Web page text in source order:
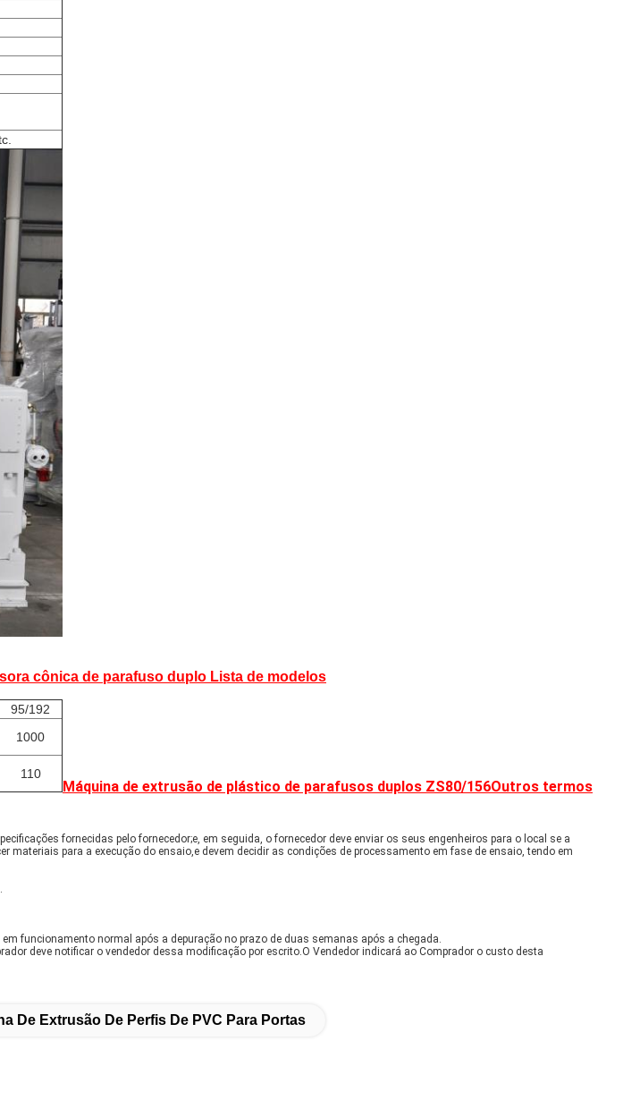
cônica de parafuso duplo Lista de modelos
95/192
1000
110
Máquina de extrusão de plástico de parafusos duplos ZS80/156Outros termos
fornecidas pelo fornecedor;e, em seguida, o fornecedor deve enviar os seus engenheiros para o local se a
materiais para a execução do ensaio,e devem decidir as condições de processamento em fase de ensaio, tendo em
funcionamento normal após a depuração no prazo de duas semanas após a chegada.
deve notificar o vendedor dessa modificação por escrito.O Vendedor indicará ao Comprador o custo desta
De Extrusão De Perfis De PVC Para Portas